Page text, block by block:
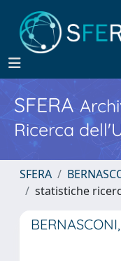
SFERA
Ricerca
SFERA
statistiche